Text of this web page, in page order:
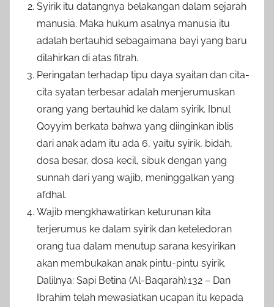
Syirik itu datangnya belakangan dalam sejarah
manusia. Maka hukum asalnya manusia itu
adalah bertauhid sebagaimana bayi yang baru
dilahirkan di atas fitrah.
Peringatan terhadap tipu daya syaitan dan cita-
cita syatan terbesar adalah menjerumuskan
orang yang bertauhid ke dalam syirik. Ibnul
Qoyyim berkata bahwa yang diinginkan iblis
dari anak adam itu ada 6, yaitu syirik, bidah,
dosa besar, dosa kecil, sibuk dengan yang
sunnah dari yang wajib, meninggalkan yang
afdhal.
Wajib mengkhawatirkan keturunan kita
terjerumus ke dalam syirik dan keteledoran
orang tua dalam menutup sarana kesyirikan
akan membukakan anak pintu-pintu syirik.
Dalilnya: Sapi Betina (Al-Baqarah):132 – Dan
Ibrahim telah mewasiatkan ucapan itu kepada